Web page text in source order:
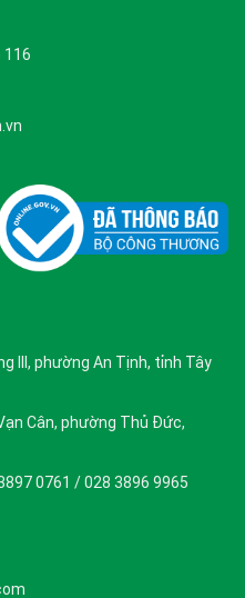
116
III, phường An Tịnh, tỉnh Tây
Cân, phường Thủ Đức,
0761 / 028 3896 9965